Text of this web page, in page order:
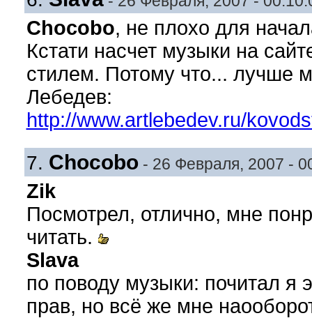
Chocobo, не плохо для
Кстати насчет музыки на
стилем. Потому что... лучше
Лебедев:
http://www.artlebedev.ru/
7. Chocobo- 26 Февраля, 2007 -
Zik
Посмотрел, отлично, мне
читать.
Slava
по поводу музыки: почитал я
прав, но всё же мне